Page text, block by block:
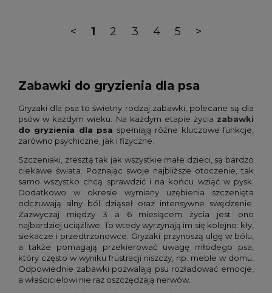
< 1 2 3 4 5 >
Zabawki do gryzienia dla psa
Gryzaki dla psa to świetny rodzaj zabawki, polecane są dla
psów w każdym wieku. Na każdym etapie życia zabawki
do gryzienia dla psa spełniają różne kluczowe funkcje,
zarówno psychiczne, jak i fizyczne.
Szczeniaki, zresztą tak jak wszystkie małe dzieci, są bardzo
ciekawe świata. Poznając swoje najbliższe otoczenie, tak
samo wszystko chcą sprawdzić i na końcu wziąć w pysk.
Dodatkowo w okresie wymiany uzębienia szczenięta
odczuwają silny ból dziąseł oraz intensywne swędzenie.
Zazwyczaj między 3 a 6 miesiącem życia jest ono
najbardziej uciążliwe. To wtedy wyrzynają im się kolejno: kły,
siekacze i przedtrzonowce. Gryzaki przynoszą ulgę w bólu,
a także pomagają przekierować uwagę młodego psa,
który często w wyniku frustracji niszczy, np. meble w domu.
Odpowiednie zabawki pozwalają psu rozładować emocje,
a właścicielowi nie raz oszczędzają nerwów.